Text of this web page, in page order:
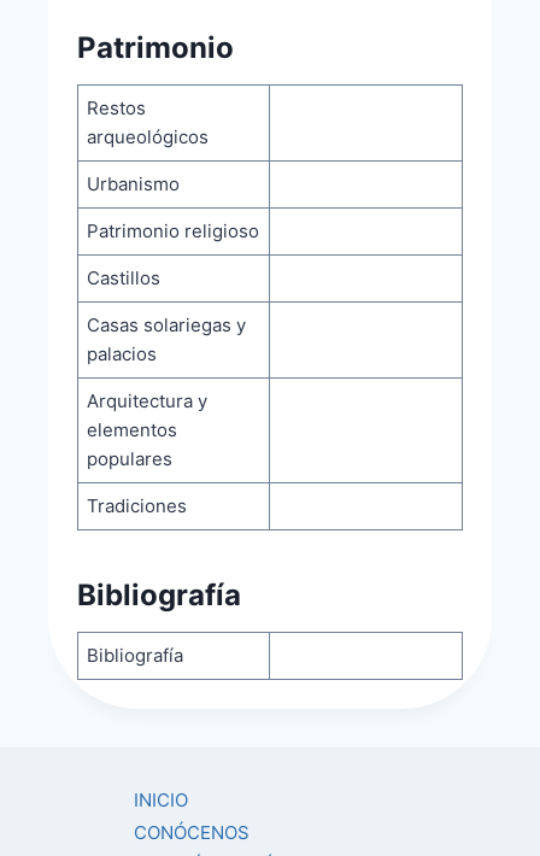
Patrimonio
Restos
arqueológicos
Urbanismo
Patrimonio religioso
Castillos
Casas solariegas y
palacios
Arquitectura y
elementos
populares
Tradiciones
Bibliografía
Bibliografía
INICIO
CONÓCENOS